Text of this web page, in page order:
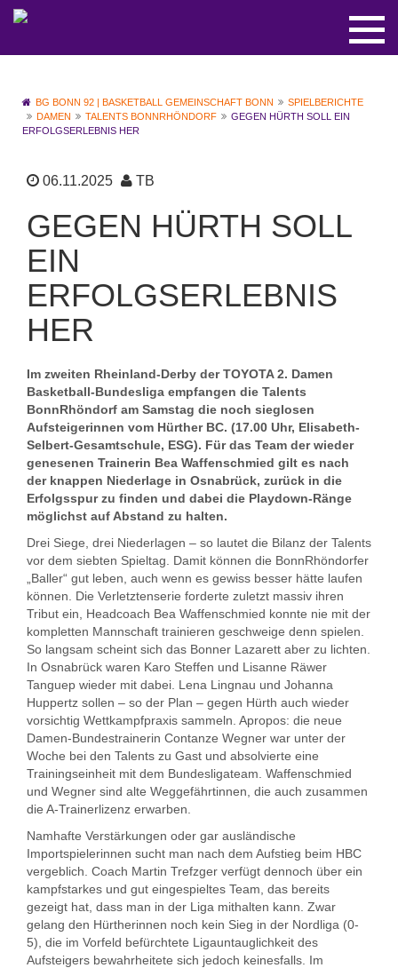
BG BONN 92 | BASKETBALL GEMEINSCHAFT BONN
SPIELBERICHTE
DAMEN
TALENTS BONNRHÖNDORF
GEGEN HÜRTH SOLL EIN
ERFOLGSERLEBNIS HER
06.11.2025 TB
GEGEN HÜRTH SOLL
EIN
ERFOLGSERLEBNIS
HER
Im zweiten Rheinland-Derby der TOYOTA 2. Damen
Basketball-Bundesliga empfangen die Talents
BonnRhöndorf am Samstag die noch sieglosen
Aufsteigerinnen vom Hürther BC. (17.00 Uhr, Elisabeth-
Selbert-Gesamtschule, ESG). Für das Team der wieder
genesenen Trainerin Bea Waffenschmied gilt es nach
der knappen Niederlage in Osnabrück, zurück in die
Erfolgsspur zu finden und dabei die Playdown-Ränge
möglichst auf Abstand zu halten.
Drei Siege, drei Niederlagen – so lautet die Bilanz der Talents
vor dem siebten Spieltag. Damit können die BonnRhöndorfer
„Baller“ gut leben, auch wenn es gewiss besser hätte laufen
können. Die Verletztenserie forderte zuletzt massiv ihren
Tribut ein, Headcoach Bea Waffenschmied konnte nie mit der
kompletten Mannschaft trainieren geschweige denn spielen.
So langsam scheint sich das Bonner Lazarett aber zu lichten.
In Osnabrück waren Karo Steffen und Lisanne Räwer
Tanguep wieder mit dabei. Lena Lingnau und Johanna
Huppertz sollen – so der Plan – gegen Hürth auch wieder
vorsichtig Wettkampfpraxis sammeln. Apropos: die neue
Damen-Bundestrainerin Contanze Wegner war unter der
Woche bei den Talents zu Gast und absolvierte eine
Trainingseinheit mit dem Bundesligateam. Waffenschmied
und Wegner sind alte Weggefährtinnen, die auch zusammen
die A-Trainerlizenz erwarben.
Namhafte Verstärkungen oder gar ausländische
Importspielerinnen sucht man nach dem Aufstieg beim HBC
vergeblich. Coach Martin Trefzger verfügt dennoch über ein
kampfstarkes und gut eingespieltes Team, das bereits
gezeigt hat, dass man in der Liga mithalten kann. Zwar
gelang den Hürtherinnen noch kein Sieg in der Nordliga (0-
5), die im Vorfeld befürchtete Ligauntauglichkeit des
Aufsteigers bewahrheitete sich jedoch keinesfalls. Im